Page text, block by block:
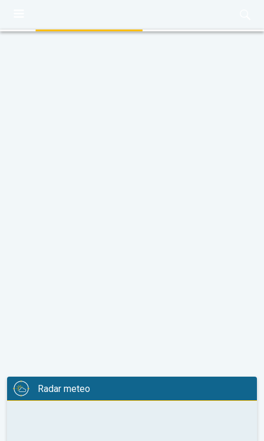
Radar meteo